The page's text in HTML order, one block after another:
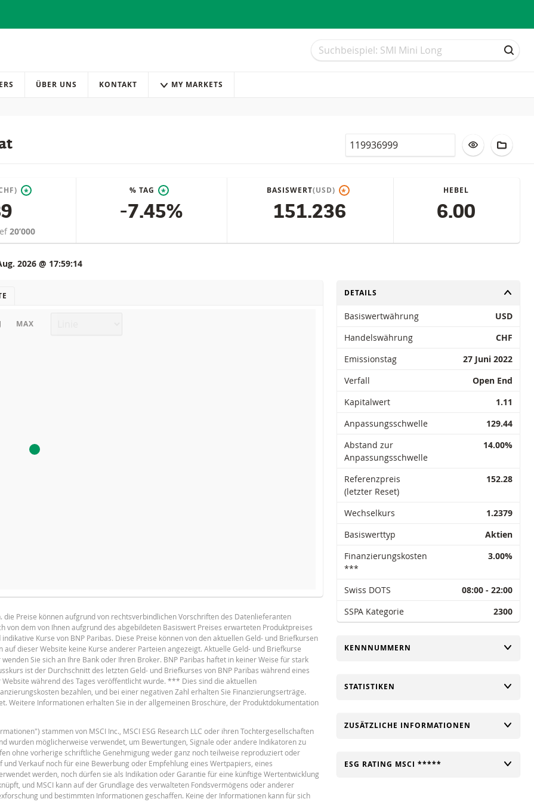
Suche
Suche
ÜBER UNS KONTAKT MY MARKETS
Valor ZUR
*
20’000
% TAG *
-7.45%
BASISWERT(USD) *
151.236
HEBEL
6.00
2026 @ 17:59:14
MAX
KAPITALWERT ANPASSUNGSSCHWELLE
1.11 129.438
1.12 129.514
0.94 125.528
0.98 126.48
1.4
133.45
1.1 127.738
1 125.63
1.05 126.582
English PDF Français
Preise können aufgrund von rechtsverbindlichen Vorschriften des Datenlieferanten
von dem von Ihnen aufgrund des abgebildeten Basiswert Preises erwarteten Produktpreises
Kurse von BNP Paribas. Diese Preise können von den aktuellen Geld- und Briefkursen
auf dieser Website keine Kurse anderer Parteien angezeigt. Aktuelle Geld- und Briefkurse
Sie sich an Ihre Bank oder Ihren Broker. BNP Paribas haftet in keiner Weise für stark
ist der Durchschnitt des letzten Geld- und Briefkurses von BNP Paribas während eines
während des Tages veröffentlicht wurde. *** Dies sind die aktuellen
bezahlen, und bei einer negativen Zahl erhalten Sie Finanzierungserträge.
Weitere Informationen erhalten Sie in der allgemeinen Broschüre, der Produktdokumentation
stammen von MSCI Inc., MSCI ESG Research LLC oder ihren Tochtergesellschaften
wurden möglicherweise verwendet, um Bewertungen, Signale oder andere Indikatoren zu
ohne vorherige schriftliche Genehmigung weder ganz noch teilweise reproduziert oder
Verkauf noch für eine Bewerbung oder Empfehlung eines Wertpapiers, eines
werden, noch dürfen sie als Indikation oder Garantie für eine künftige Wertentwicklung
und MSCI kann auf der Grundlage des verwalteten Fondsvermögens oder anderer
und bestimmten Informationen geschaffen. Keine der Informationen kann für sich
UMSCHALTEN
DETAILS
Basiswertwährung
USD
Handelswährung
CHF
Emissionstag
27 Juni 2022
Verfall
Open End
Kapitalwert
1.11
Anpassungsschwelle
129.44
Abstand zur
Anpassungsschwelle
14.00%
Referenzpreis
(letzter Reset)
152.28
Wechselkurs
1.2379
Basiswerttyp
Aktien
Finanzierungskosten
***
3.00%
Swiss DOTS
08:00 - 22:00
SSPA Kategorie
2300
UMSCHALTEN
KENNNUMMERN
UMSCHALTEN
STATISTIKEN
UMSCHALTEN
ZUSÄTZLICHE INFORMATIONEN
UMSCHALTEN
ESG RATING MSCI *****